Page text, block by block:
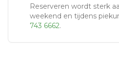
Reserveren wordt sterk
weekend en tijdens
743 6662.